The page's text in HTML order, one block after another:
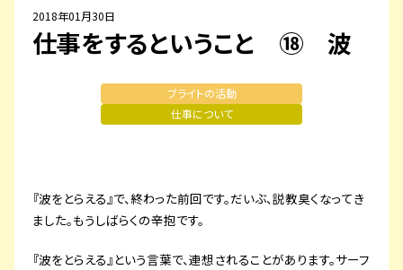
お知らせ
プライバシーポリシー
2018年01月30日
仕事をするということ ⑱ 波
ブライトの活動
仕事について
『波をとらえる』で、終わった前回です。だいぶ、説教臭くなってき
ました。もうしばらくの辛抱です。
『波をとらえる』という言葉で、連想されることがあります。サーフ